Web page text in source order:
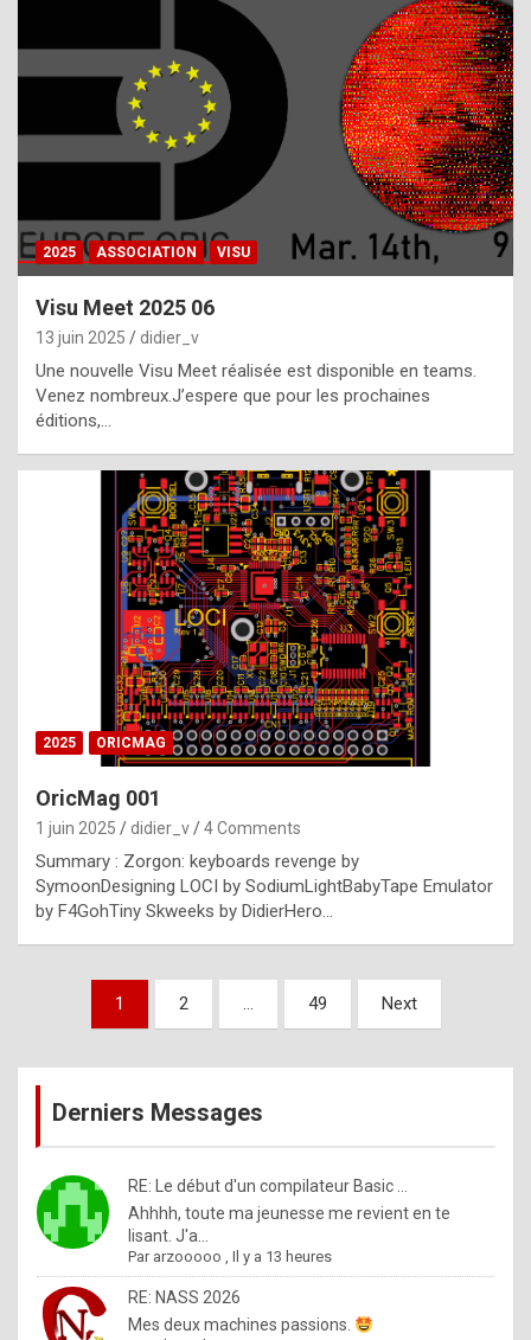
h
a
t
t
e
b
e
s
t
p
h
o
n
y
l
e
x
a
%
m
a
d
b
2025 ASSOCIATION VISU
Visu Meet 2025 06
13 juin 2025 didier_v
Une nouvelle Visu Meet réalisée est disponible en teams.
Venez nombreux.J’espere que pour les prochaines
éditions,…
2025 ORICMAG
OricMag 001
1 juin 2025 didier_v 4 Comments
Summary : Zorgon: keyboards revenge by
SymoonDesigning LOCI by SodiumLightBabyTape Emulator
by F4GohTiny Skweeks by DidierHero…
Pagination
publications
1 2 … 49 Next
Derniers Messages
RE: Le début d'un compilateur Basic ...
Ahhhh, toute ma jeunesse me revient en te
lisant. J'a...
Par arzooooo ,Il y a 13 heures
RE: NASS 2026
Mes deux machines passions.